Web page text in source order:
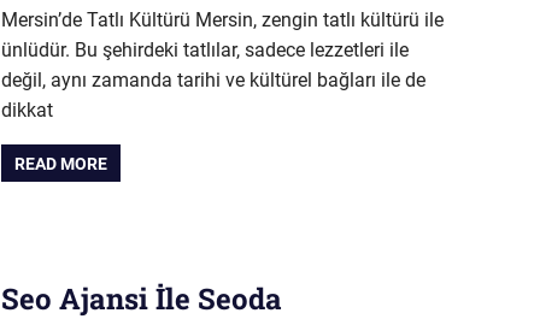
Mersin’de Tatlı Kültürü Mersin, zengin tatlı kültürü ile
ünlüdür. Bu şehirdeki tatlılar, sadece lezzetleri ile
değil, aynı zamanda tarihi ve kültürel bağları ile de
dikkat
READ MORE
Seo Ajansi İle Seoda